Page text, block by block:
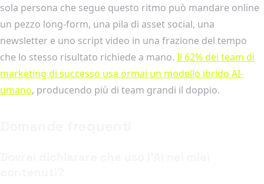
sola persona che segue questo ritmo può mandare online
un pezzo long-form, una pila di asset social, una
newsletter e uno script video in una frazione del tempo
che lo stesso risultato richiede a mano. Il 62% dei team di
marketing di successo usa ormai un modello ibrido AI-
umano, producendo più di team grandi il doppio.